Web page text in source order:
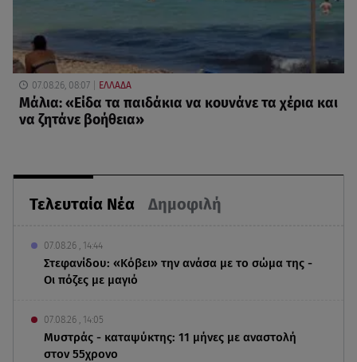
Τελευταία Νέα Δημοφιλή
07.08.26 , 14:44
Στεφανίδου: «Κόβει» την ανάσα με το σώμα της -
Οι πόζες με μαγιό
07.08.26 , 14:05
Μυστράς - καταψύκτης: 11 μήνες με αναστολή
στον 55χρονο
07.08.26, 08:07 ΕΛΛΑΔΑ
Μάλια: «Είδα τα παιδάκια να κουνάνε τα χέρια και
να ζητάνε βοήθεια»